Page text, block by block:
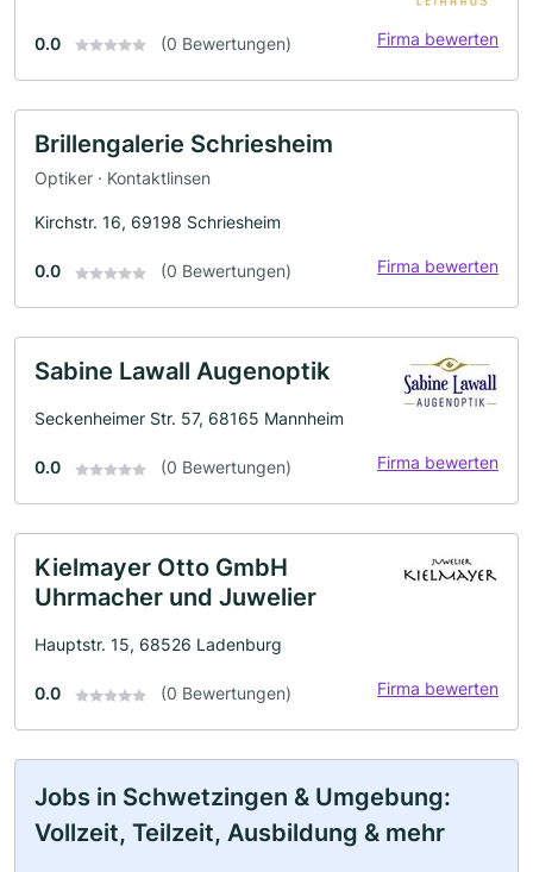
0.0 (0 Bewertungen) Firma bewerten
Brillengalerie Schriesheim
Optiker · Kontaktlinsen
Kirchstr. 16, 69198 Schriesheim
0.0 (0 Bewertungen) Firma bewerten
Sabine Lawall Augenoptik
Seckenheimer Str. 57, 68165 Mannheim
0.0 (0 Bewertungen) Firma bewerten
Kielmayer Otto GmbH
Uhrmacher und Juwelier
Hauptstr. 15, 68526 Ladenburg
0.0 (0 Bewertungen) Firma bewerten
Jobs in Schwetzingen & Umgebung:
Vollzeit, Teilzeit, Ausbildung & mehr